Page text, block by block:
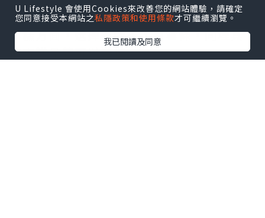
雪糕
雪糕方面，選擇多幾多，有雪條，同埋其
他雪糕品牌可以選擇。
U Lifestyle 會使用Cookies來改善您的網站體驗，請確定
您同意接受本網站之私隱政策和使用條款才可繼續瀏覽。
我已閱讀及同意